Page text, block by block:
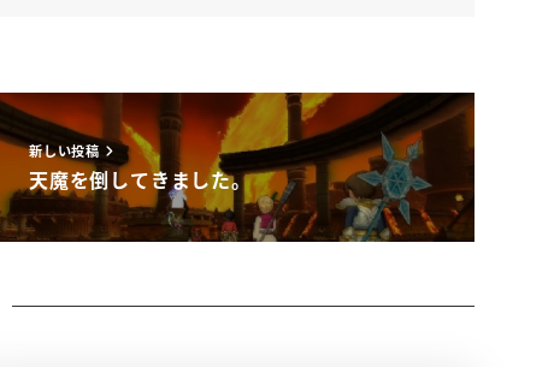
新しい投稿
天魔を倒してきました。